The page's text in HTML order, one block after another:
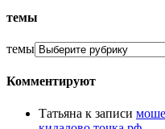
темы
темы
Комментируют
Татьяна к записи